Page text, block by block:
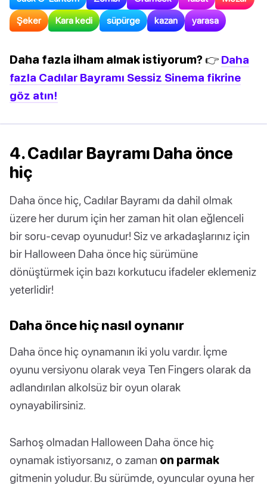
Şeker Kara kedi süpürge kazan yarasa
Daha fazla ilham almak istiyorum? 👉 Daha
fazla Cadılar Bayramı Sessiz Sinema fikrine
göz atın!
4. Cadılar Bayramı Daha önce
hiç
Daha önce hiç, Cadılar Bayramı da dahil olmak
üzere her durum için her zaman hit olan eğlenceli
bir soru-cevap oyunudur! Siz ve arkadaşlarınız için
bir Halloween Daha önce hiç sürümüne
dönüştürmek için bazı korkutucu ifadeler eklemeniz
yeterlidir!
Daha önce hiç nasıl oynanır
Daha önce hiç oynamanın iki yolu vardır. İçme
oyunu versiyonu olarak veya Ten Fingers olarak da
adlandırılan alkolsüz bir oyun olarak
oynayabilirsiniz.
Sarhoş olmadan Halloween Daha önce hiç
oynamak istiyorsanız, o zaman on parmak
gitmenin yoludur. Bu sürümde, oyuncular oyuna her